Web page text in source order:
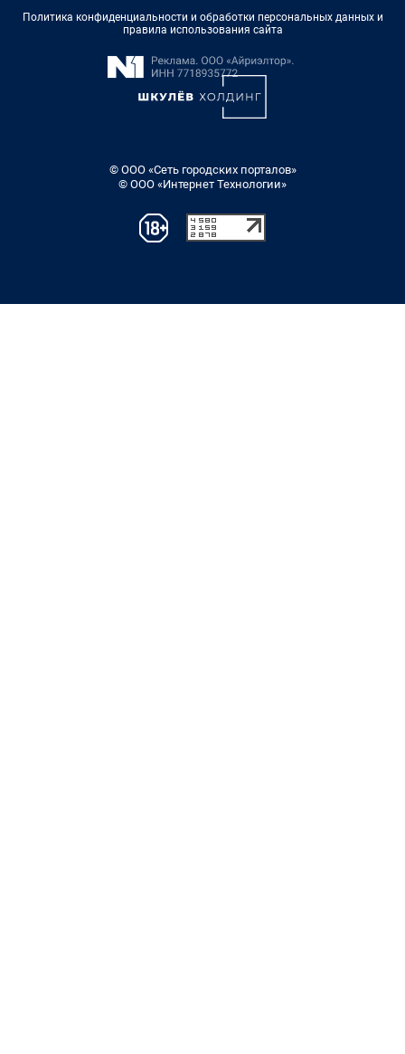
Политика конфиденциальности и обработки персональных данных и
правила использования сайта
© ООО «Сеть городских порталов»
© ООО «Интернет Технологии»